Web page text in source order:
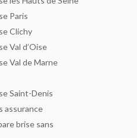
Paris
Clichy
Val d’Oise
Val de Marne
Saint-Denis
assurance
brise sans